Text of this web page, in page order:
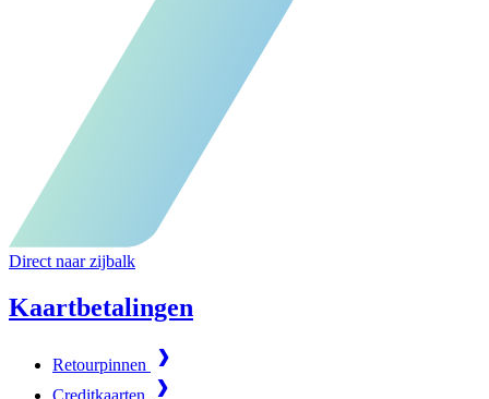
Direct naar zijbalk
Kaartbetalingen
Retourpinnen
Creditkaarten